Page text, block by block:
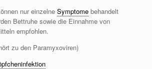
nur einzelne Symptome behandelt
Bettruhe sowie die Einnahme von
empfohlen.
zu den Paramyxoviren)